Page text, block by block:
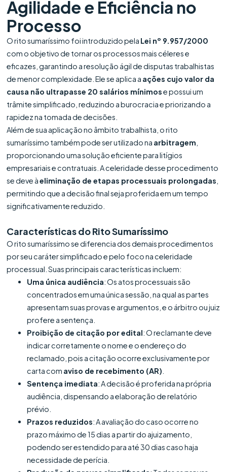
Agilidade e Eficiência no
Processo
O rito sumaríssimo foi introduzido pela Lei nº 9.957/2000
com o objetivo de tornar os processos mais céleres e
eficazes, garantindo a resolução ágil de disputas trabalhistas
de menor complexidade. Ele se aplica a ações cujo valor da
causa não ultrapasse 20 salários mínimose possui um
trâmite simplificado, reduzindo a burocracia e priorizando a
rapidez na tomada de decisões.
Além de sua aplicação no âmbito trabalhista, o rito
sumaríssimo também pode ser utilizado na arbitragem
proporcionando uma solução eficiente para litígios
empresariais e contratuais. A celeridade desse procedimento
se deve àeliminação de etapas processuais prolongadas
permitindo que a decisão final seja proferida em um tempo
significativamente reduzido.
Características do Rito Sumaríssimo
O rito sumaríssimo se diferencia dos demais procedimentos
por seu caráter simplificado e pelo foco na celeridade
processual. Suas principais características incluem:
Uma única audiência: Os atos processuais são
concentrados em uma única sessão, na qual as partes
apresentam suas provas e argumentos, e o árbitro ou juiz
profere a sentença.
Proibição de citação por edital: O reclamante deve
indicar corretamente o nome e o endereço do
reclamado, pois a citação ocorre exclusivamente por
carta com aviso de recebimento (AR)
Sentença imediata: A decisão é proferida na própria
audiência, dispensando a elaboração de relatório
prévio.
Prazos reduzidos: A avaliação do caso ocorre no
prazo máximo de 15 dias a partir do ajuizamento,
podendo ser estendido para até 30 dias caso haja
necessidade de perícia.